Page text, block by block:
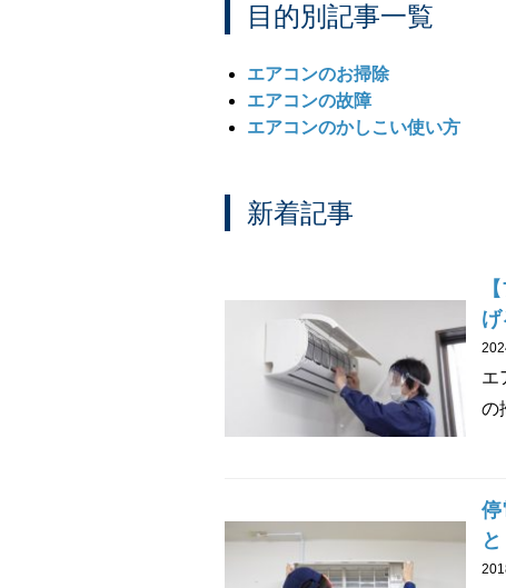
目的別記事一覧
エアコンのお掃除
エアコンの故障
エアコンのかしこい使い方
新着記事
げ
エ
の
停
と